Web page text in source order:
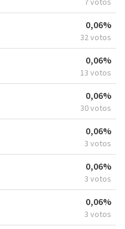
0,06%
32 votos
0,06%
13 votos
0,06%
30 votos
0,06%
3 votos
0,06%
3 votos
0,06%
3 votos